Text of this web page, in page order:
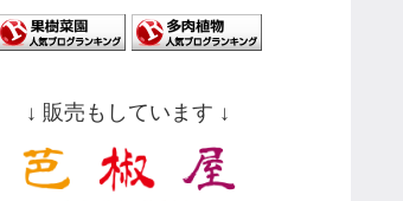
↓ 販売もしています ↓